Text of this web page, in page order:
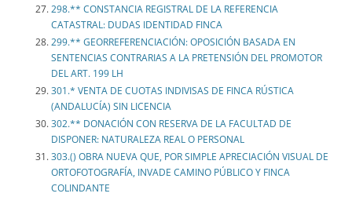
298.** CONSTANCIA REGISTRAL DE LA REFERENCIA
CATASTRAL: DUDAS IDENTIDAD FINCA
299.** GEORREFERENCIACIÓN: OPOSICIÓN BASADA EN
SENTENCIAS CONTRARIAS A LA PRETENSIÓN DEL PROMOTOR
DEL ART. 199 LH
301.* VENTA DE CUOTAS INDIVISAS DE FINCA RÚSTICA
(ANDALUCÍA) SIN LICENCIA
302.** DONACIÓN CON RESERVA DE LA FACULTAD DE
DISPONER: NATURALEZA REAL O PERSONAL
303.() OBRA NUEVA QUE, POR SIMPLE APRECIACIÓN VISUAL DE
ORTOFOTOGRAFÍA, INVADE CAMINO PÚBLICO Y FINCA
COLINDANTE